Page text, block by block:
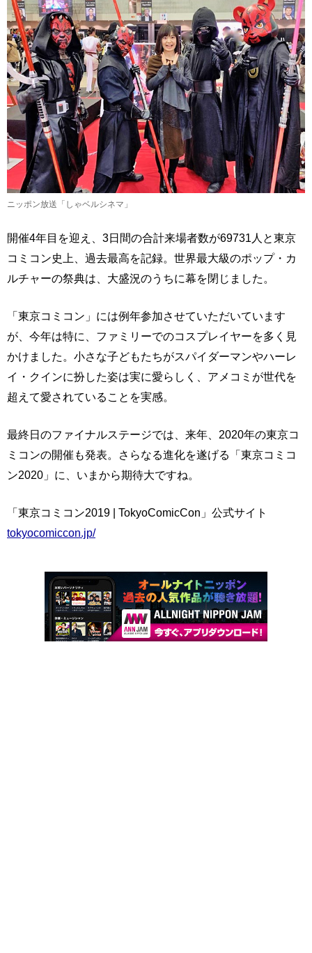
ニッポン放送「しゃベルシネマ」
開催4年目を迎え、3日間の合計来場者数が69731人と東京
コミコン史上、過去最高を記録。世界最大級のポップ・カ
ルチャーの祭典は、大盛況のうちに幕を閉じました。
「東京コミコン」には例年参加させていただいています
が、今年は特に、ファミリーでのコスプレイヤーを多く見
かけました。小さな子どもたちがスパイダーマンやハーレ
イ・クインに扮した姿は実に愛らしく、アメコミが世代を
超えて愛されていることを実感。
最終日のファイナルステージでは、来年、2020年の東京コ
ミコンの開催も発表。さらなる進化を遂げる「東京コミコ
ン2020」に、いまから期待大ですね。
「東京コミコン2019 | TokyoComicCon」公式サイト
tokyocomiccon.jp/